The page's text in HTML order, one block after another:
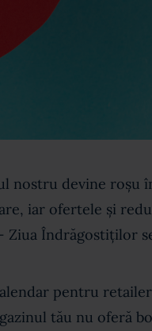
nostru devine roșu
iar ofertele și
Ziua Îndrăgostiților
pentru
tău nu oferă